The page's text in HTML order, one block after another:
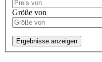
Größe von
Ergebnisse anzeigen